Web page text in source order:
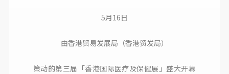
5月16日
由香港贸易发展局（香港贸发局）
策动的第三届「香港国际医疗及保健展」盛大开幕